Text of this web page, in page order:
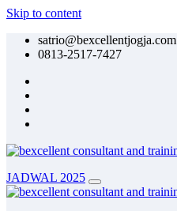
Skip to content
satrio@bexcellentjogja.com
0813-2517-7427
JADWAL 2025